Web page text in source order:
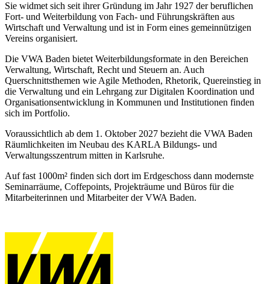
Sie widmet sich seit ihrer Gründung im Jahr 1927 der beruflichen
Fort- und Weiterbildung von Fach- und Führungskräften aus
Wirtschaft und Verwaltung und ist in Form eines gemeinnützigen
Vereins organisiert.
Die VWA Baden bietet Weiterbildungsformate in den Bereichen
Verwaltung, Wirtschaft, Recht und Steuern an. Auch
Querschnittsthemen wie Agile Methoden, Rhetorik, Quereinstieg in
die Verwaltung und ein Lehrgang zur Digitalen Koordination und
Organisationsentwicklung in Kommunen und Institutionen finden
sich im Portfolio.
Voraussichtlich ab dem 1. Oktober 2027 bezieht die VWA Baden
Räumlichkeiten im Neubau des KARLA Bildungs- und
Verwaltungsszentrum mitten in Karlsruhe.
Auf fast 1000m² finden sich dort im Erdgeschoss dann modernste
Seminarräume, Coffepoints, Projekträume und Büros für die
Mitarbeiterinnen und Mitarbeiter der VWA Baden.